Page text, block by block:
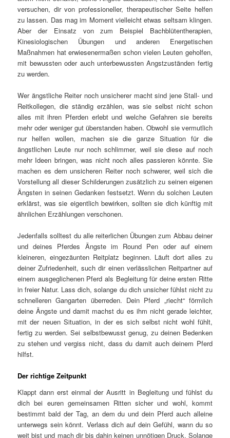
versuchen, dir von professioneller, therapeutischer Seite helfen
zu lassen. Das mag im Moment vielleicht etwas seltsam klingen.
Aber der Einsatz von zum Beispiel Bachblütentherapien,
Kinesiologischen Übungen und anderen Energetischen
Maßnahmen hat erwiesenermaßen schon vielen Leuten geholfen,
mit bewussten oder auch unterbewussten Angstzuständen fertig
zu werden.
Wer ängstliche Reiter noch unsicherer macht sind jene Stall- und
Reitkollegen, die ständig erzählen, was sie selbst nicht schon
alles mit ihren Pferden erlebt und welche Gefahren sie bereits
mehr oder weniger gut überstanden haben. Obwohl sie vermutlich
nur helfen wollen, machen sie die ganze Situation für die
ängstlichen Leute nur noch schlimmer, weil sie diese auf noch
mehr Ideen bringen, was nicht noch alles passieren könnte. Sie
machen es dem unsicheren Reiter noch schwerer, weil sich die
Vorstellung all dieser Schilderungen zusätzlich zu seinen eigenen
Ängsten in seinen Gedanken festsetzt. Wenn du solchen Leuten
erklärst, was sie eigentlich bewirken, sollten sie dich künftig mit
ähnlichen Erzählungen verschonen.
Jedenfalls solltest du alle reiterlichen Übungen zum Abbau deiner
und deines Pferdes Ängste im Round Pen oder auf einem
kleineren, eingezäunten Reitplatz beginnen. Läuft dort alles zu
deiner Zufriedenheit, such dir einen verlässlichen Reitpartner auf
einem ausgeglichenen Pferd als Begleitung für deine ersten Ritte
in freier Natur. Lass dich, solange du dich unsicher fühlst nicht zu
schnelleren Gangarten überreden. Dein Pferd „riecht“ förmlich
deine Ängste und damit machst du es ihm nicht gerade leichter,
mit der neuen Situation, in der es sich selbst nicht wohl fühlt,
fertig zu werden. Sei selbstbewusst genug, zu deinen Bedenken
zu stehen und vergiss nicht, dass du damit auch deinem Pferd
hilfst.
Der richtige Zeitpunkt
Klappt dann erst einmal der Ausritt in Begleitung und fühlst du
dich bei euren gemeinsamen Ritten sicher und wohl, kommt
bestimmt bald der Tag, an dem du und dein Pferd auch alleine
unterwegs sein könnt. Verlass dich auf dein Gefühl, wann du so
weit bist und mach dir bis dahin keinen unnötigen Druck. Solange